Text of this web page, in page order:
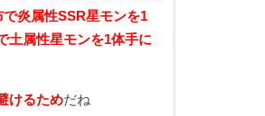
炎属性SSR星モンを1
土属性星モンを1体手に
けるためだね